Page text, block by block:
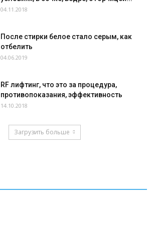
04.11.2018
После стирки белое стало серым, как
отбелить
04.06.2019
RF лифтинг, что это за процедура,
противопоказания, эффективность
14.10.2018
Загрузить больше